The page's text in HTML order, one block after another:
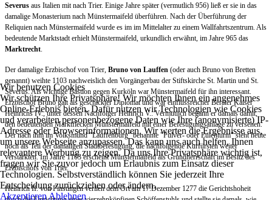
Severus aus Italien mit nach Trier. Einige Jahre später (vermutlich 956) ließ er sie in das
damalige Monasterium nach Münstermaifeld überführen. Nach der Überführung der
Reliquien nach Münstermaifeld wurde es im im Mittelalter zu einem Wallfahrtszentrum. Als
bedeutende Marktstadt erhielt Münstermaifeld, urkundlich erwähnt, im Jahre 965 das
Marktrecht.
Der damalige Erzbischof von Trier, Bruno von Lauffen (oder auch Bruno von Bretten
genannt) weihte 1103 nachweislich den Vorgängerbau der Stiftskirche St. Martin und St.
Severus. Als wichtige Bastion gegen Kurköln war Münstermaifeld für ihn interessant.
Erzbischof Bruno galt als geschickter Diplomat und war einflussreicher Berater Kaiser
Heinrichs IV., unter dessen Nachfolger Heinrich V.. Vermutlich begann er damals damit,
den bedeutenden Marktflecken Münstermaifeld mit einer Befestigungsanlage zu versehen.
Der nach ihm im Volksmund "Lauffenburg" benannte "Pulver- oder Eulenturm" steht heute
noch als Teil der damaligen Stadtbefestigung, die nachfolgende Kurfürsten weiter
verstärkten. Im Jahre 1103 erscheint Münstermaifeld als Grundherrschaft im Besitz des
Erzbischofs von Trier.
Heinrich II. von Finstingen verlieh dem Ort am 17.Dezember 1277 die Gerichtshoheit
Wir benutzen Cookies
Wir schützen Ihre Privatsphäre! Wir möchten Ihnen ein angenehmes
Online-Erlebnis bieten. Dafür nutzen wir Technologien wie Cookies
und verarbeiten personenbezogene Daten wie Ihre (anonymisierte) IP-
Adresse oder Browserinformationen. Wir werten die Ergebnisse aus,
um unsere Webseite anzupassen. Das kann uns auch helfen, Ihnen
relevantere Werbung zu zeigen. Da uns Ihre Privatsphäre wichtig ist,
fragen wir Sie zuvor jedoch um Erlaubnis zum Einsatz dieser
Technologien. Selbstverständlich können Sie jederzeit Ihre
Entscheidung zurückziehen oder ändern.
AkzeptierenAblehnen